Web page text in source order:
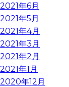
2021年6月
2021年5月
2021年4月
2021年3月
2021年2月
2021年1月
2020年12月